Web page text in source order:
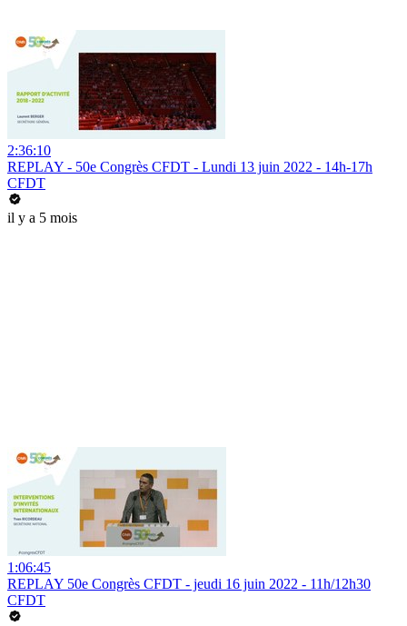
2:36:10
REPLAY - 50e Congrès CFDT - Lundi 13 juin 2022 - 14h-17h
CFDT
il y a 5 mois
1:06:45
REPLAY 50e Congrès CFDT - jeudi 16 juin 2022 - 11h/12h30
CFDT